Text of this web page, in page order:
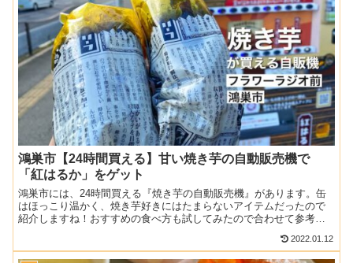
鴻巣市【24時間買える】甘い焼き芋の自動販売機で
「紅はるか」をゲット
鴻巣市には、24時間買える『焼き芋の自動販売機』があります。缶
はほっこり温かく、焼き芋好きにはたまらないアイテムだったので
紹介しますね！おすすめの食べ方も試してみたので合わせて参考に
2022.01.12